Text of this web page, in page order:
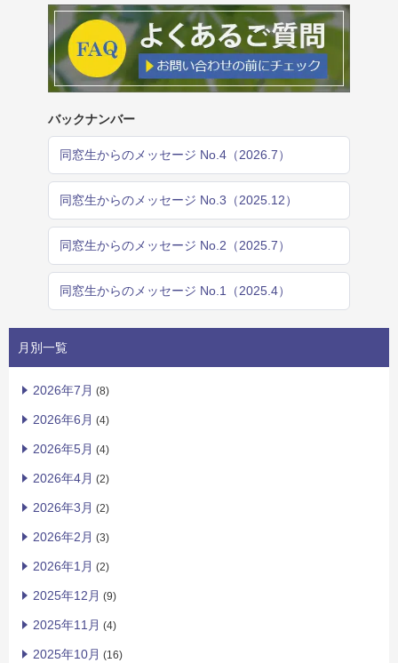
バックナンバー
同窓生からのメッセージ No.4（2026.7）
同窓生からのメッセージ No.3（2025.12）
同窓生からのメッセージ No.2（2025.7）
同窓生からのメッセージ No.1（2025.4）
月別一覧
2026年7月 (8)
2026年6月 (4)
2026年5月 (4)
2026年4月 (2)
2026年3月 (2)
2026年2月 (3)
2026年1月 (2)
2025年12月 (9)
2025年11月 (4)
2025年10月 (16)